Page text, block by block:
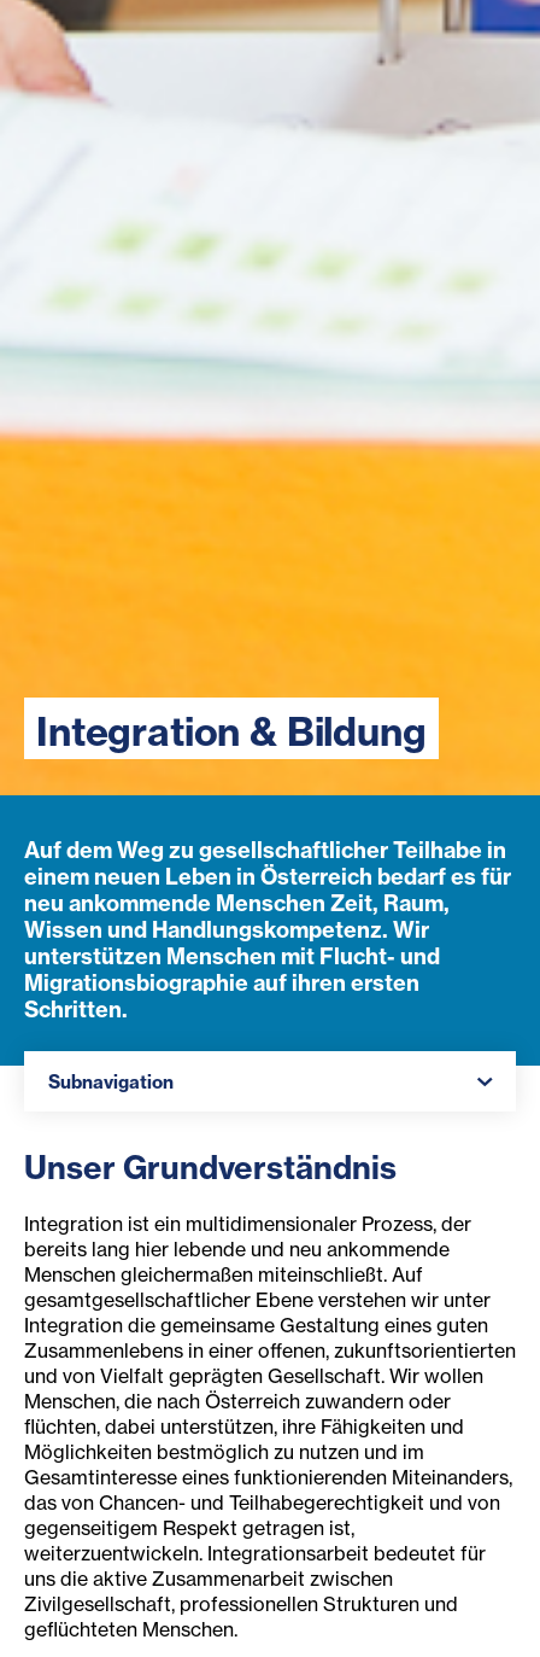
Integration & Bildung
Auf dem Weg zu gesellschaftlicher Teilhabe in
einem neuen Leben in Österreich bedarf es für
neu ankommende Menschen Zeit, Raum,
Wissen und Handlungskompetenz. Wir
unterstützen Menschen mit Flucht- und
Migrationsbiographie auf ihren ersten
Schritten.
Subnavigation
Unser Grundverständnis
Integration ist ein multidimensionaler Prozess, der
bereits lang hier lebende und neu ankommende
Menschen gleichermaßen miteinschließt. Auf
gesamtgesellschaftlicher Ebene verstehen wir unter
Integration die gemeinsame Gestaltung eines guten
Zusammenlebens in einer offenen, zukunftsorientierten
und von Vielfalt geprägten Gesellschaft. Wir wollen
Menschen, die nach Österreich zuwandern oder
flüchten, dabei unterstützen, ihre Fähigkeiten und
Möglichkeiten bestmöglich zu nutzen und im
Gesamtinteresse eines funktionierenden Miteinanders,
das von Chancen- und Teilhabegerechtigkeit und von
gegenseitigem Respekt getragen ist,
weiterzuentwickeln. Integrationsarbeit bedeutet für
uns die aktive Zusammenarbeit zwischen
Zivilgesellschaft, professionellen Strukturen und
geflüchteten Menschen.